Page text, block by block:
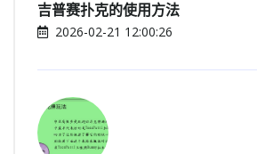
吉普赛扑克的使用方法
2026-02-21 12:00:26